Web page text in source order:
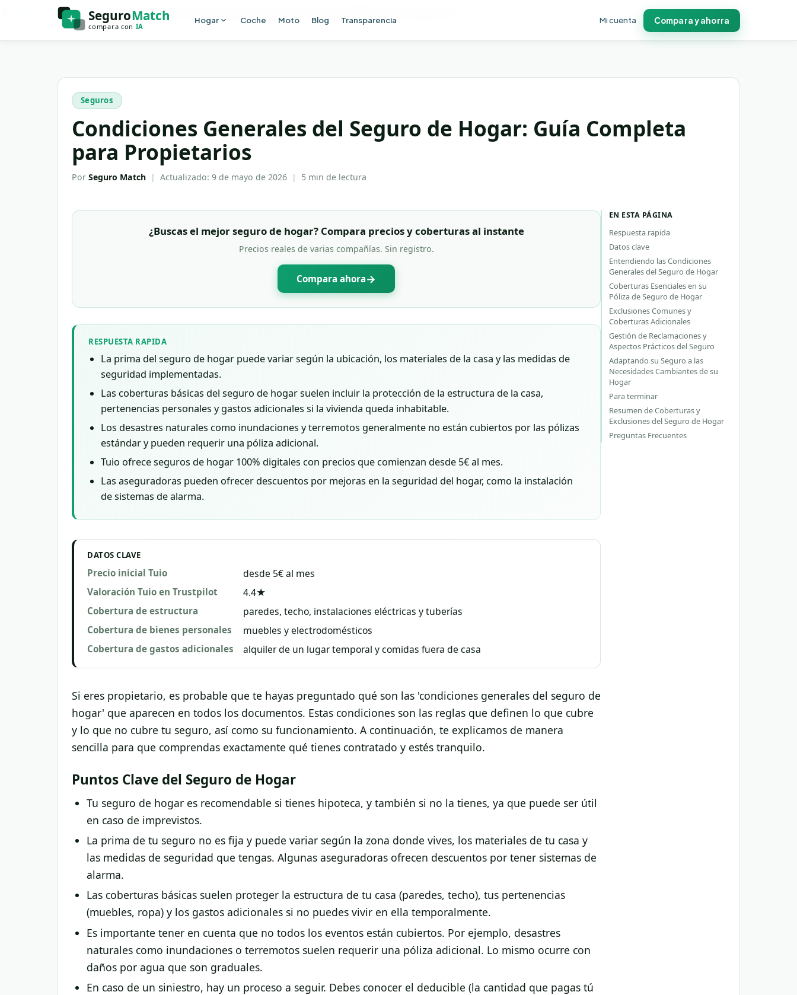
Ir al contenido principal
Hogar Coche Moto Blog Transparencia Mi cuenta Compara y ahorra
Blog Condiciones Generales del Seguro de Hogar: Guía Completa para Propietarios
Seguros
Condiciones Generales del Seguro de Hogar: Guía Completa
para Propietarios
Por Seguro Match | Actualizado: 9 de mayo de 2026 | 5 min de lectura
¿Buscas el mejor seguro de hogar? Compara precios y coberturas al instante
Precios reales de varias compañías. Sin registro.
Compara ahora→
RESPUESTA RAPIDA
La prima del seguro de hogar puede variar según la ubicación, los materiales de la casa y las medidas de
seguridad implementadas.
Las coberturas básicas del seguro de hogar suelen incluir la protección de la estructura de la casa,
pertenencias personales y gastos adicionales si la vivienda queda inhabitable.
Los desastres naturales como inundaciones y terremotos generalmente no están cubiertos por las pólizas
estándar y pueden requerir una póliza adicional.
Tuio ofrece seguros de hogar 100% digitales con precios que comienzan desde 5€ al mes.
Las aseguradoras pueden ofrecer descuentos por mejoras en la seguridad del hogar, como la instalación
de sistemas de alarma.
DATOS CLAVE
Precio inicial Tuio desde 5€ al mes
Valoración Tuio en Trustpilot 4.4★
Cobertura de estructura paredes, techo, instalaciones eléctricas y tuberías
Cobertura de bienes personales muebles y electrodomésticos
Cobertura de gastos adicionales alquiler de un lugar temporal y comidas fuera de casa
Si eres propietario, es probable que te hayas preguntado qué son las 'condiciones generales del seguro de
hogar' que aparecen en todos los documentos. Estas condiciones son las reglas que definen lo que cubre
y lo que no cubre tu seguro, así como su funcionamiento. A continuación, te explicamos de manera
sencilla para que comprendas exactamente qué tienes contratado y estés tranquilo.
Puntos Clave del Seguro de Hogar
Tu seguro de hogar es recomendable si tienes hipoteca, y también si no la tienes, ya que puede ser útil
en caso de imprevistos.
La prima de tu seguro no es fija y puede variar según la zona donde vives, los materiales de tu casa y
las medidas de seguridad que tengas. Algunas aseguradoras ofrecen descuentos por tener sistemas de
alarma.
Las coberturas básicas suelen proteger la estructura de tu casa (paredes, techo), tus pertenencias
(muebles, ropa) y los gastos adicionales si no puedes vivir en ella temporalmente.
Es importante tener en cuenta que no todos los eventos están cubiertos. Por ejemplo, desastres
naturales como inundaciones o terremotos suelen requerir una póliza adicional. Lo mismo ocurre con
daños por agua que son graduales.
En caso de un siniestro, hay un proceso a seguir. Debes conocer el deducible (la cantidad que pagas tú
EN ESTA PÁGINA
Respuesta rapida
Datos clave
Entendiendo las Condiciones
Generales del Seguro de Hogar
Coberturas Esenciales en su
Póliza de Seguro de Hogar
Exclusiones Comunes y
Coberturas Adicionales
Gestión de Reclamaciones y
Aspectos Prácticos del Seguro
Adaptando su Seguro a las
Necesidades Cambiantes de su
Hogar
Para terminar
Resumen de Coberturas y
Exclusiones del Seguro de Hogar
Preguntas Frecuentes